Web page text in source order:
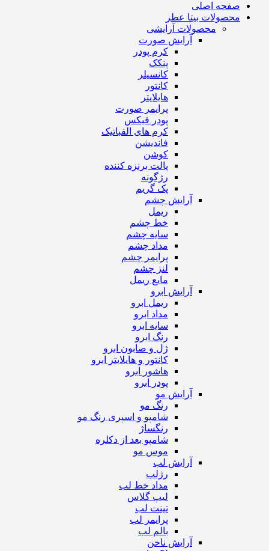
صفحه اصلی
محصولات بیتا عطر
محصولات آرایشی
آرایش صورت
کرم پودر
پنکک
کانسیلر
کانتور
هایلایتر
پرایمر صورت
پودر فیکس
کرم های الفباتیک
فاندیشن
کوشن
پالت برنزه کننده
رژگونه
پک گریم
آرایش چشم
ریمل
خط چشم
سایه چشم
مداد چشم
پرایمر چشم
لنز چشم
مایع ریمل
آرایش ابرو
ریمل ابرو
مداد ابرو
سایه ابرو
رنگ ابرو
ژل و صابون ابرو
کانتور و هایلایتر ابرو
هاشور ابرو
پودر ابرو
آرایش مو
رنگ مو
شامپو و اسپری رنگ مو
رنگساژ
شامپو بعد از دکلره
موس مو
آرایش لب
رژ‌لب
مداد خط لب
لیپ گلاس
تینت لب
پرایمر لب
بالم لب
آرایش ناخن